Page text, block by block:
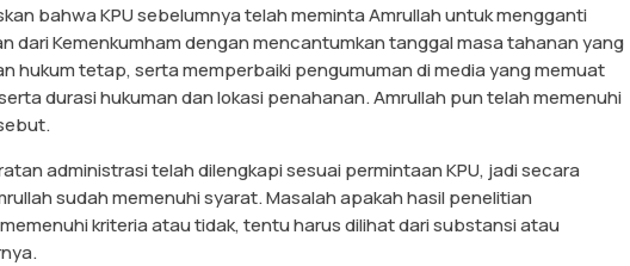
bahwa KPU sebelumnya telah meminta Amrullah untuk mengganti
dari Kemenkumham dengan mencantumkan tanggal masa tahanan yang
hukum tetap, serta memperbaiki pengumuman di media yang memuat
durasi hukuman dan lokasi penahanan. Amrullah pun telah memenuhi
administrasi telah dilengkapi sesuai permintaan KPU, jadi secara
sudah memenuhi syarat. Masalah apakah hasil penelitian
kriteria atau tidak, tentu harus dilihat dari substansi atau